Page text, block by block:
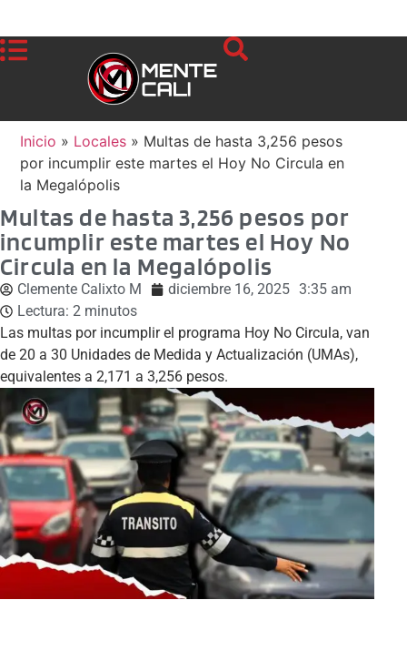
Inicio » Locales » Multas de hasta 3,256 pesos
por incumplir este martes el Hoy No Circula en
la Megalópolis
Multas de hasta 3,256 pesos por
incumplir este martes el Hoy No
Circula en la Megalópolis
Clemente Calixto M diciembre 16, 2025 3:35 am
Lectura: 2 minutos
Las multas por incumplir el programa Hoy No Circula, van
de 20 a 30 Unidades de Medida y Actualización (UMAs),
equivalentes a 2,171 a 3,256 pesos.